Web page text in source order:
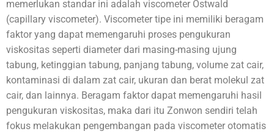
memerlukan standar ini adalah viscometer Ostwald
(capillary viscometer). Viscometer tipe ini memiliki beragam
faktor yang dapat memengaruhi proses pengukuran
viskositas seperti diameter dari masing-masing ujung
tabung, ketinggian tabung, panjang tabung, volume zat cair,
kontaminasi di dalam zat cair, ukuran dan berat molekul zat
cair, dan lainnya. Beragam faktor dapat memengaruhi hasil
pengukuran viskositas, maka dari itu Zonwon sendiri telah
fokus melakukan pengembangan pada viscometer otomatis